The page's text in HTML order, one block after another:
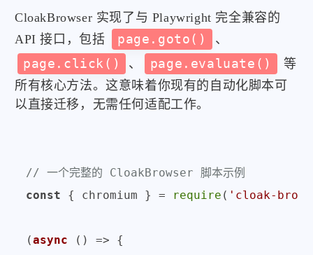
CloakBrowser 实现了与 Playwright 完全兼容的
API 接口，包括
page.goto()
、
page.click()
、 page.evaluate()
等
所有核心方法。这意味着你现有的自动化脚本可
以直接迁移，无需任何适配工作。
// 一个完整的 CloakBrowser 脚本示例
const { chromium } = require ( 'cloak-
(async () => {